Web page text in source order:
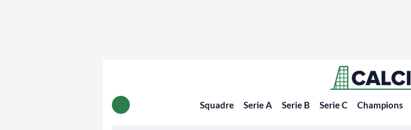
Squadre Serie A Serie B Serie C Champions